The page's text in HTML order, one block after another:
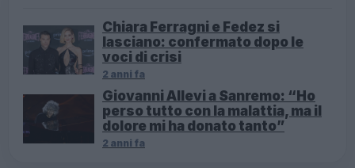
Chiara Ferragni e Fedez si
lasciano: confermato dopo le
voci di crisi
2 anni fa
Giovanni Allevi a Sanremo: “Ho
perso tutto con la malattia, ma il
dolore mi ha donato tanto”
2 anni fa